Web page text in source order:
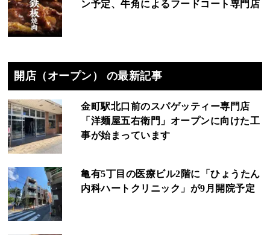
ン予定、牛角によるフードコート専門店
開店（オープン） の最新記事
金町駅北口前のスパゲッティー専門店
「洋麺屋五右衛門」オープンに向けた工
事が始まっています
亀有5丁目の医療ビル2階に「ひょうたん
内科ハートクリニック」が9月開院予定